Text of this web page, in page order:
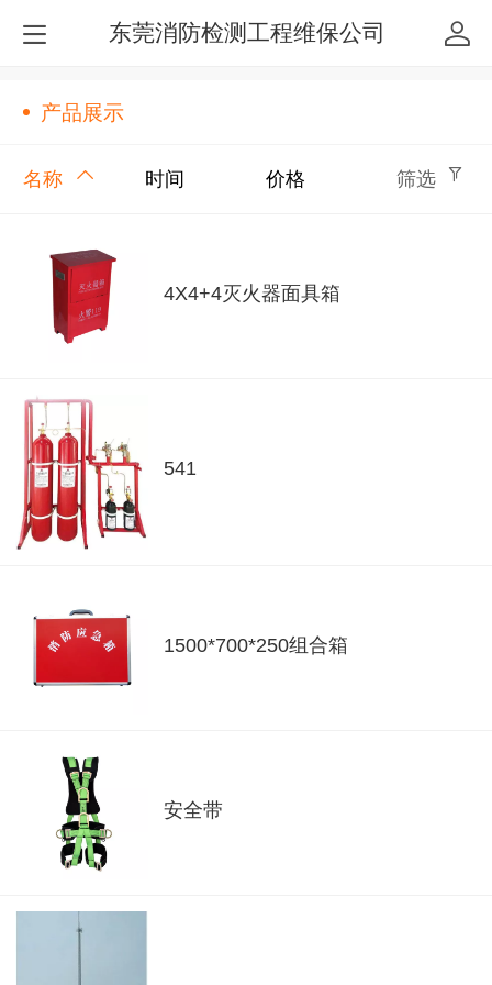
东莞消防检测工程维保公司
产品展示
名称 时间 价格 筛选
4X4+4灭火器面具箱
541
1500*700*250组合箱
安全带